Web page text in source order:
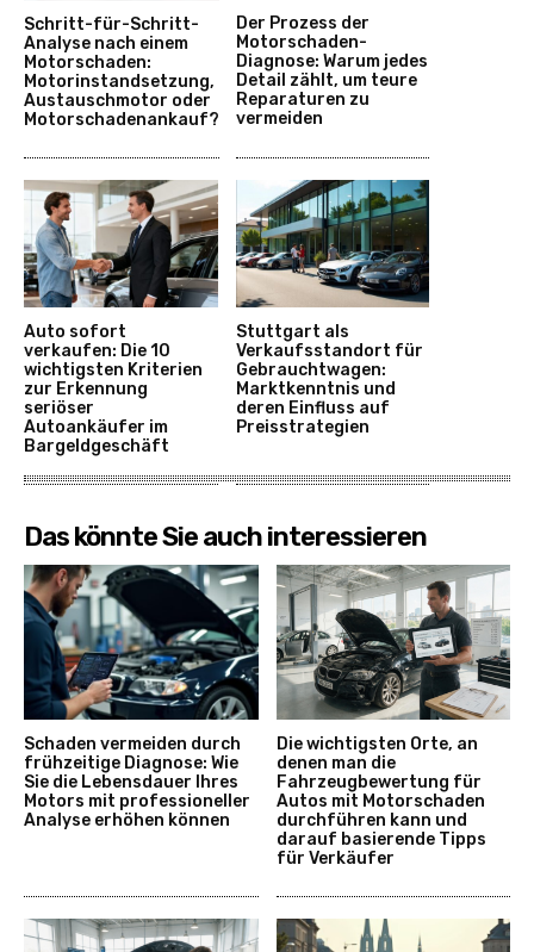
Schritt-für-Schritt-
Analyse nach einem
Motorschaden:
Motorinstandsetzung,
Austauschmotor oder
Motorschadenankauf?
Der Prozess der
Motorschaden-
Diagnose: Warum jedes
Detail zählt, um teure
Reparaturen zu
vermeiden
Auto sofort
verkaufen: Die 10
wichtigsten Kriterien
zur Erkennung
seriöser
Autoankäufer im
Bargeldgeschäft
Stuttgart als
Verkaufsstandort für
Gebrauchtwagen:
Marktkenntnis und
deren Einfluss auf
Preisstrategien
Das könnte Sie auch interessieren
Schaden vermeiden durch
frühzeitige Diagnose: Wie
Sie die Lebensdauer Ihres
Motors mit professioneller
Analyse erhöhen können
Die wichtigsten Orte, an
denen man die
Fahrzeugbewertung für
Autos mit Motorschaden
durchführen kann und
darauf basierende Tipps
für Verkäufer